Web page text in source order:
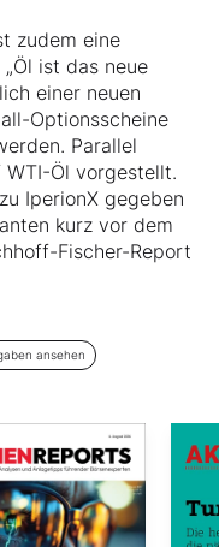
zudem eine
ist das neue
einer neuen
Optionsscheine
Parallel
Öl vorgestellt.
IperionX gegeben
kurz vor dem
Fischer-Report
ansehen